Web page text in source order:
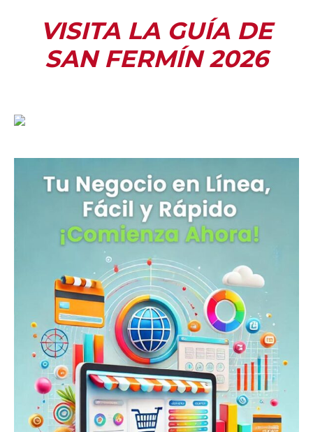
VISITA LA GUÍA DE
SAN FERMÍN 2026